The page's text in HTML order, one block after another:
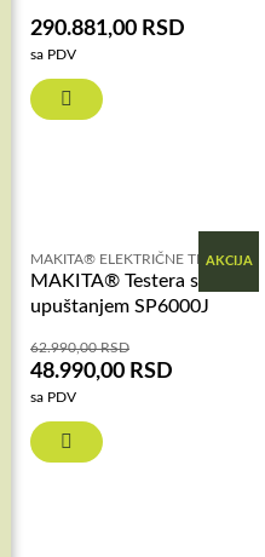
290.881,00 RSD
sa PDV
AKCIJA
MAKITA® ELEKTRIČNE TESTERE
MAKITA® Testera s
upuštanjem SP6000J
62.990,00RSD
48.990,00 RSD
sa PDV